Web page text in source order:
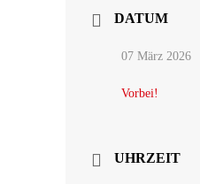
DATUM
07 März 2026
Vorbei!
UHRZEIT